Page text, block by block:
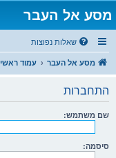
מסע אל העבר
שאלות נפוצות
מסע אל העבר עמוד ראשי
התחברות
שם משתמש:
סיסמה: